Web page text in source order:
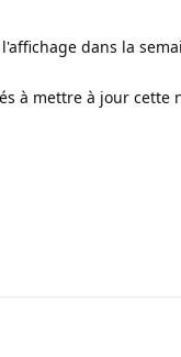
dans la
à mettre à jour cette